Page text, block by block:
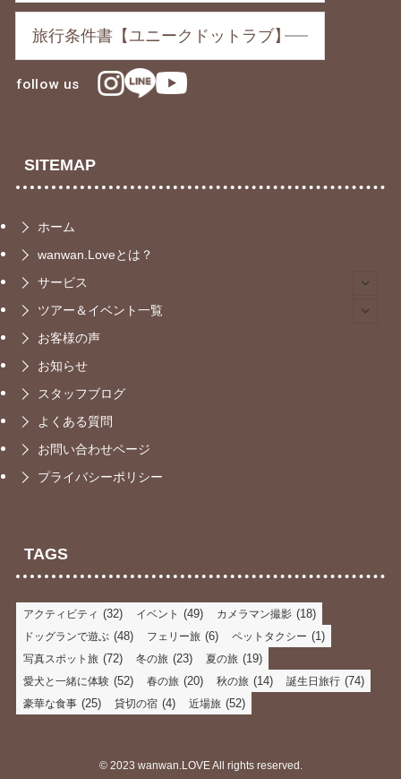
旅行条件書【ユニークドットラブ】
follow us
SITEMAP
ホーム
wanwan.Loveとは？
サービス
ツアー＆イベント一覧
お客様の声
お知らせ
スタッフブログ
よくある質問
お問い合わせページ
プライバシーポリシー
TAGS
アクティビティ (32) イベント (49) カメラマン撮影 (18)
ドッグランで遊ぶ (48) フェリー旅 (6) ペットタクシー (1)
写真スポット旅 (72) 冬の旅 (23) 夏の旅 (19)
愛犬と一緒に体験 (52) 春の旅 (20) 秋の旅 (14) 誕生日旅行 (74)
豪華な食事 (25) 貸切の宿 (4) 近場旅 (52)
©2023 wanwan.LOVE All rights reserved.